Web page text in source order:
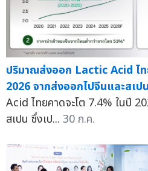
ปริมาณส่งออก Lactic Acid ไท
2026 จากส่งออกไปจีนและสเปน
Acid ไทยคาดจะโต 7.4% ในปี
สเปน ซึ่งเป... 30 ก.ค.